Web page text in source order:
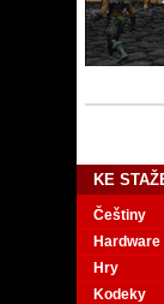
KE
Češtiny
Hardware
Hry
Kodeky